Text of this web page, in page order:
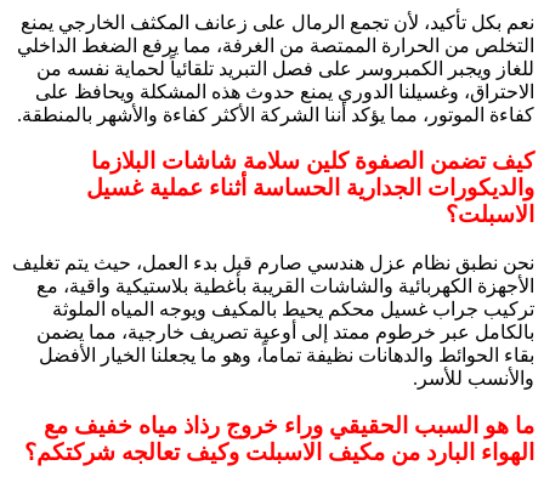
نعم بكل تأكيد، لأن تجمع الرمال على زعانف المكثف الخارجي يمنع
التخلص من الحرارة الممتصة من الغرفة، مما يرفع الضغط الداخلي
للغاز ويجبر الكمبروسر على فصل التبريد تلقائياً لحماية نفسه من
الاحتراق، وغسيلنا الدوري يمنع حدوث هذه المشكلة ويحافظ على
كفاءة الموتور، مما يؤكد أننا الشركة الأكثر كفاءة والأشهر بالمنطقة.
كيف تضمن الصفوة كلين سلامة شاشات البلازما
والديكورات الجدارية الحساسة أثناء عملية غسيل
الاسبلت؟
نحن نطبق نظام عزل هندسي صارم قبل بدء العمل، حيث يتم تغليف
الأجهزة الكهربائية والشاشات القريبة بأغطية بلاستيكية واقية، مع
تركيب جراب غسيل محكم يحيط بالمكيف ويوجه المياه الملوثة
بالكامل عبر خرطوم ممتد إلى أوعية تصريف خارجية، مما يضمن
بقاء الحوائط والدهانات نظيفة تماماً، وهو ما يجعلنا الخيار الأفضل
والأنسب للأسر.
ما هو السبب الحقيقي وراء خروج رذاذ مياه خفيف مع
الهواء البارد من مكيف الاسبلت وكيف تعالجه شركتكم؟